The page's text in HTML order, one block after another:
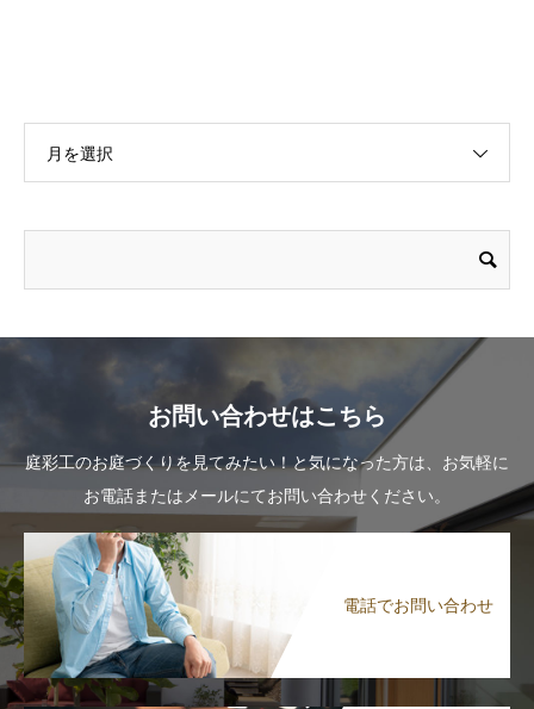
月を選択
お問い合わせはこちら
庭彩工のお庭づくりを見てみたい！と気になった方は、お気軽に
お電話またはメールにてお問い合わせください。
電話でお問い合わせ